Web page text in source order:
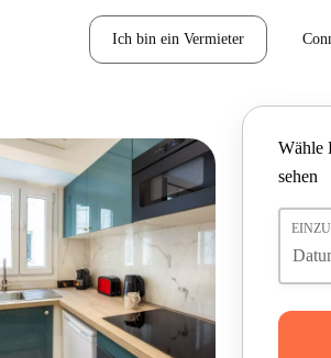
Ich bin ein Vermieter
Wähle
sehen